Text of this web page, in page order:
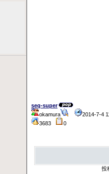
seq-super
okamura
2014-7-4
3683
0
投